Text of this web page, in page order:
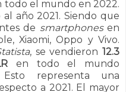
todo el mundo en 2022.
al año 2021. Siendo que
de smartphonesen
Xiaomi, Oppo y Vivo.
, se vendieron12.3
en todo el mundo
representa una
a 2021. El mayor